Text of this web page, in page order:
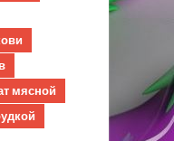
мясной